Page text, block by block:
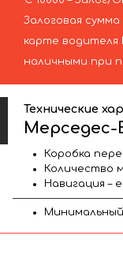
Залоговая
карте водителя
наличными при
Технические
Мерседес-
Коробка
Количество
Навигация –